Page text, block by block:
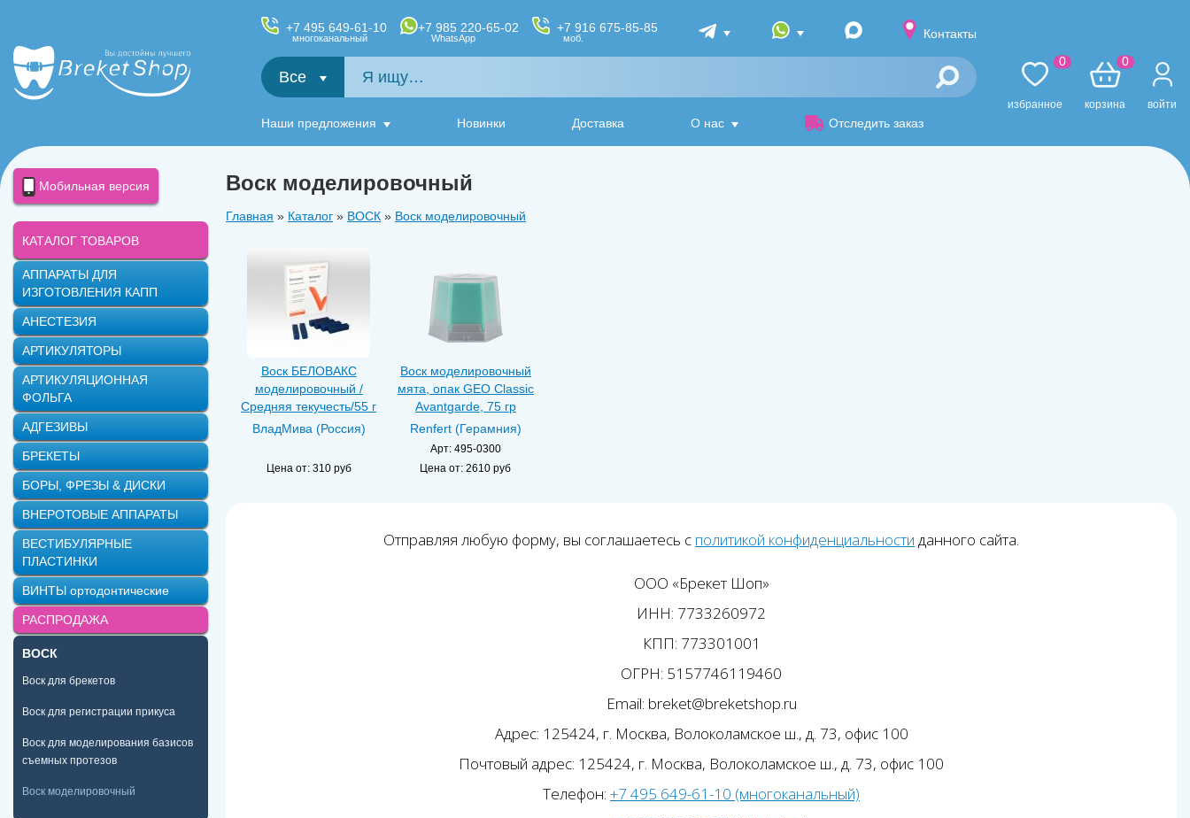
+7 495 649-61-10
многоканальный
+7 985 220-65-02
WhatsApp
+7 916 675-85-85
моб. Контакты
Все
Наши предложения Новинки Доставка О нас Отследить заказ
избранное
0
корзина
0
войти
Воск моделировочный
Главная » Каталог » ВОСК » Воск моделировочный
Воск БЕЛОВАКС
моделировочный /
Средняя текучесть/55 г
ВладМива (Россия)
Цена от: 310 руб
Воск моделировочный
мята, опак GEO Classic
Avantgarde, 75 гр
Renfert (Герамния)
Арт: 495-0300
Цена от:2610 руб
Отправляя любую форму, вы соглашаетесь с политикой конфиденциальности данного сайта.
ООО «Брекет Шоп»
ИНН: 7733260972
КПП: 773301001
ОГРН: 5157746119460
Email: breket@breketshop.ru
Адрес: 125424, г. Москва, Волоколамское ш., д. 73, офис 100
Почтовый адрес: 125424, г. Москва, Волоколамское ш., д. 73, офис 100
Телефон: +7 495 649-61-10 (многоканальный)
Мобильная версия
КАТАЛОГ ТОВАРОВ
АППАРАТЫ ДЛЯ
ИЗГОТОВЛЕНИЯ КАПП
АНЕСТЕЗИЯ
АРТИКУЛЯТОРЫ
АРТИКУЛЯЦИОННАЯ
ФОЛЬГА
АДГЕЗИВЫ
БРЕКЕТЫ
БОРЫ, ФРЕЗЫ & ДИСКИ
ВНЕРОТОВЫЕ АППАРАТЫ
ВЕСТИБУЛЯРНЫЕ
ПЛАСТИНКИ
ВИНТЫ ортодонтические
РАСПРОДАЖА
ВОСК
Воск для брекетов
Воск для регистрации прикуса
Воск для моделирования базисов
съемных протезов
Воск моделировочный